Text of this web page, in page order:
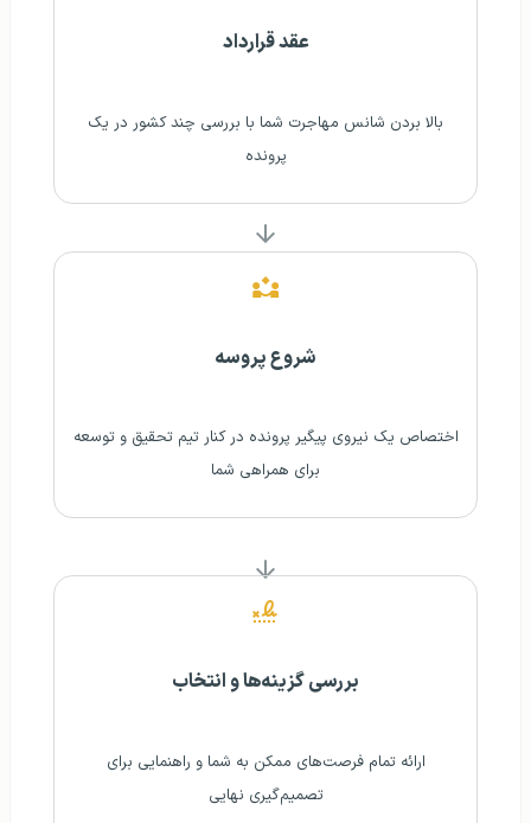
عقد قرارداد
بالا بردن شانس مهاجرت شما با بررسی چند کشور در یک
پرونده
شروع پروسه
اختصاص یک نیروی پیگیر پرونده در کنار تیم تحقیق و توسعه
برای همراهی شما
بررسی گزینه‌ها و انتخاب
ارائه تمام فرصت‌های ممکن به شما و راهنمایی برای
تصمیم‌گیری نهایی